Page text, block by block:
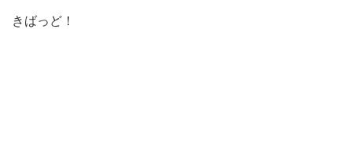
きばっど！